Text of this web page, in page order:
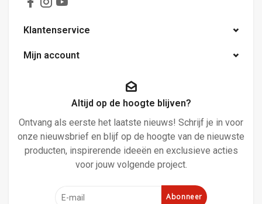
Klantenservice
Mijn account
Altijd op de hoogte blijven?
Ontvang als eerste het laatste nieuws! Schrijf je in voor
onze nieuwsbrief en blijf op de hoogte van de nieuwste
producten, inspirerende ideeën en exclusieve acties
voor jouw volgende project.
Abonneer